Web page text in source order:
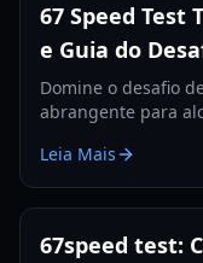
67 Speed Test
e Guia do
Domine o desafio
abrangente para
estratégias de
Leia Mais
67speed test: